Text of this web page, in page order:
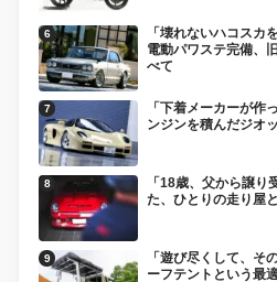
「壊れないハコス
電動パワステ完備、
べて
「下着メーカーが作
ンジンを積んだジオ
「18歳、父から譲
た、ひとりの走り屋
「遊び尽くして、そ
ーフテントという最